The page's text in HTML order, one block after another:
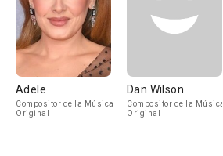
Adele
Compositor de la Música
Original
Dan Wilson
Compositor de la Música
Original